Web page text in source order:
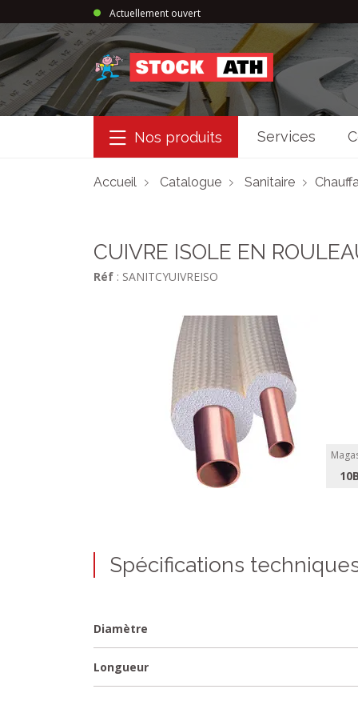
Actuellement ouvert
StockAth
Nos produits Services
Accueil Catalogue Sanitaire
CUIVRE ISOLE EN
Réf : SANITCYUIVREISO
10B
Spécifications
Diamètre
Longueur